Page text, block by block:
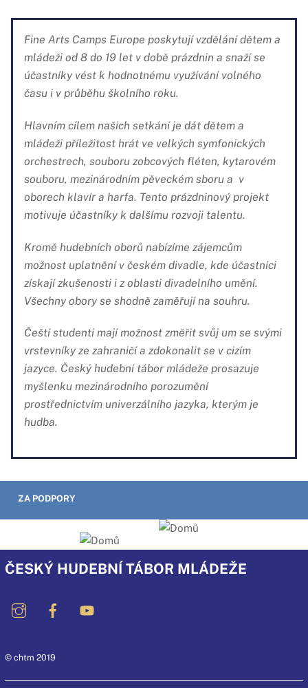
Fine Arts Camps Europe poskytují vzdělání dětem a
mládeži od 8 do 19 let v době prázdnin a snaží se
účastníky vést k hodnotnému využívání volného
času i v průběhu školního roku.
Hlavním cílem našich setkání je dát dětem a
mládeži příležitost hrát ve velkých symfonických
orchestrech, souboru zobcových fléten, kytarovém
souboru, mezinárodním pěveckém sboru a v
oborech klavír a harfa. Tento prázdninový projekt
motivuje účastníky k dalšímu rozvoji talentu.
Kromě hudebních oborů nabízíme zájemcům
možnost uplatnění v českém divadle, kde účastníci
získají zkušenosti i z oblasti divadelního umění.
Všechny obory se shodně zaměřují na souhru.
Čeští studenti mají možnost změřit svůj um se svými
vrstevníky ze zahraničí a zdokonalit se v cizím
jazyce. Český hudební tábor mládeže prosazuje
myšlenku mezinárodního porozumění
prostřednictvím univerzálního jazyka, kterým je
hudba.
ZA PODPORY
ČESKÝ HUDEBNÍ TÁBOR MLÁDEŽE
© chtm 2019